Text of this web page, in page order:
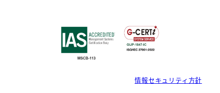
情報セキュリティ方針